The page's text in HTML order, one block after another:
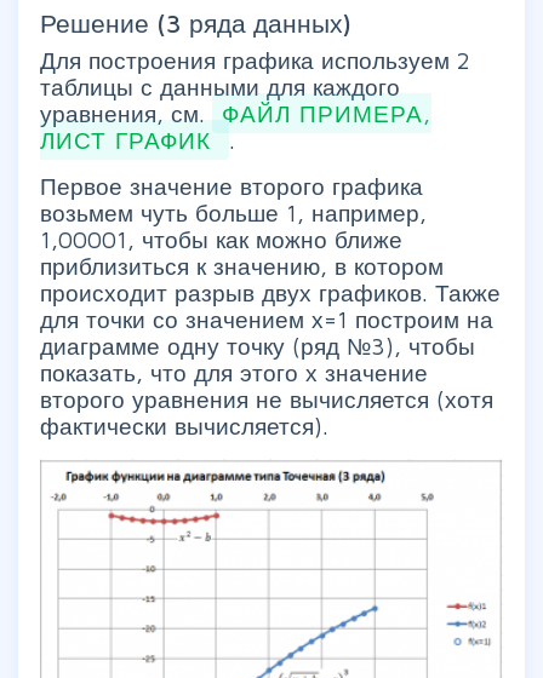
Решение (3 ряда данных)
Для построения графика используем 2
таблицы с данными для каждого
уравнения, см.
ФАЙЛ ПРИМЕРА,
ЛИСТ ГРАФИК
.
Первое значение второго графика
возьмем чуть больше 1, например,
1,00001, чтобы как можно ближе
приблизиться к значению, в котором
происходит разрыв двух графиков. Также
для точки со значением х=1 построим на
диаграмме одну точку (ряд №3), чтобы
показать, что для этого х значение
второго уравнения не вычисляется (хотя
фактически вычисляется).